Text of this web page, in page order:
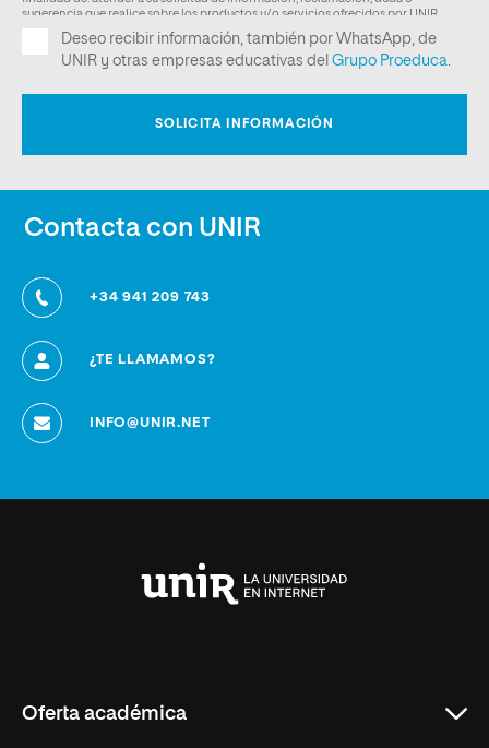
Contacta con UNIR
+34 941 209 743
¿TE LLAMAMOS?
INFO@UNIR.NET
Oferta académica